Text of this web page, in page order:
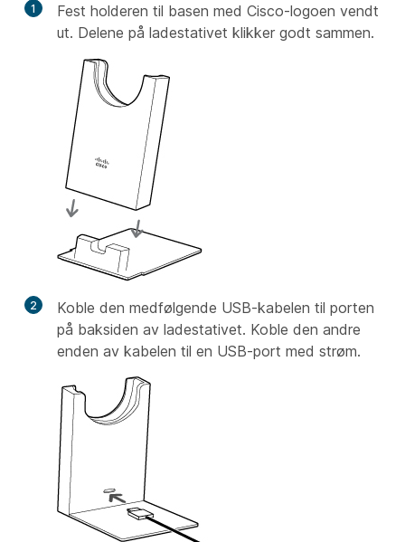
1
Fest holderen til basen med Cisco-logoen vendt
ut. Delene på ladestativet klikker godt sammen.
2
Koble den medfølgende USB-kabelen til porten
på baksiden av ladestativet. Koble den andre
enden av kabelen til en USB-port med strøm.